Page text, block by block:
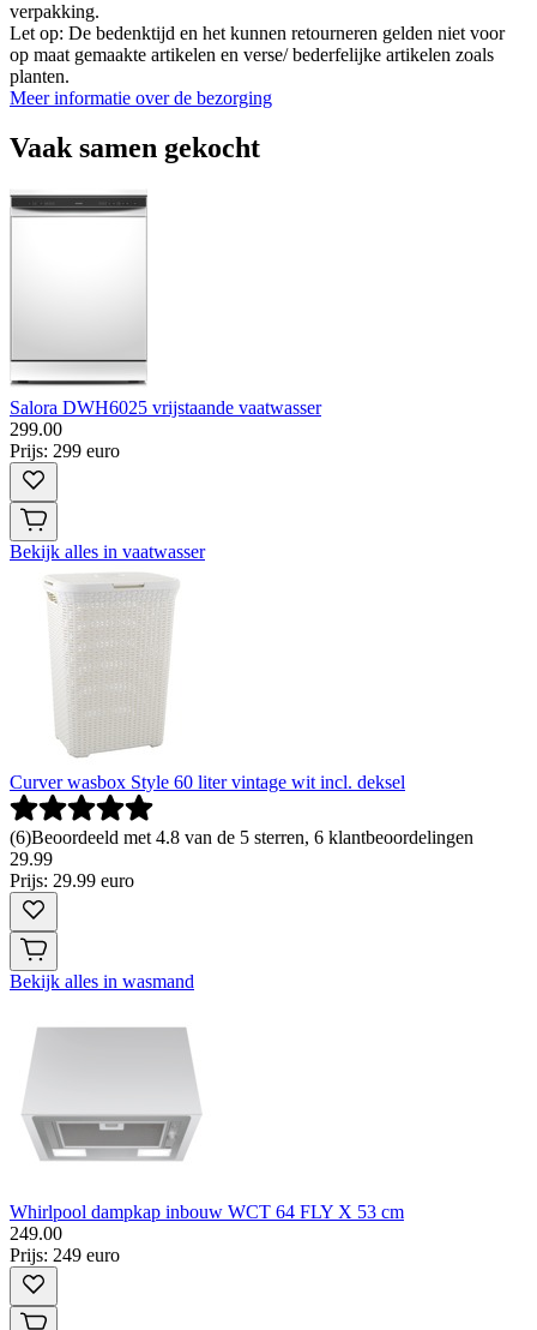
verpakking.
Let op: De bedenktijd en het kunnen retourneren gelden niet voor
op maat gemaakte artikelen en verse/ bederfelijke artikelen zoals
planten.
Meer informatie over de bezorging
Vaak samen gekocht
Salora DWH6025 vrijstaande vaatwasser
299.00
Prijs: 299 euro
Bekijk alles in vaatwasser
Curver wasbox Style 60 liter vintage wit incl. deksel
(6)Beoordeeld met 4.8 van de 5 sterren, 6 klantbeoordelingen
29.99
Prijs: 29.99 euro
Bekijk alles in wasmand
Whirlpool dampkap inbouw WCT 64 FLY X 53 cm
249.00
Prijs: 249 euro